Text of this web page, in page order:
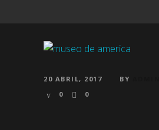
20 ABRIL, 2017 BY
0
0